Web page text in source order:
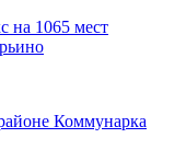
на 1065 мест
Коммунарка